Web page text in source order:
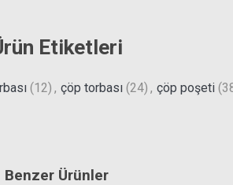
Etiketleri
(12) , çöp torbası (24) , çöp poşeti
Benzer Ürünler